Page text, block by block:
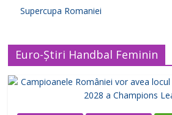
Supercupa Romaniei
Euro-Știri Handbal Feminin